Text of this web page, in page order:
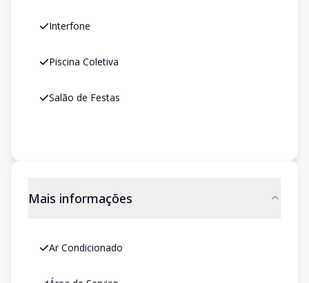
Interfone
Piscina Coletiva
Salão de Festas
Mais informações
Ar Condicionado